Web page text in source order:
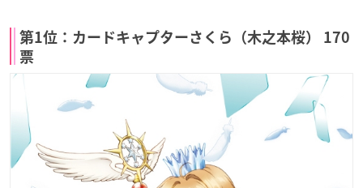
第1位：カードキャプターさくら（木之本桜） 170
票